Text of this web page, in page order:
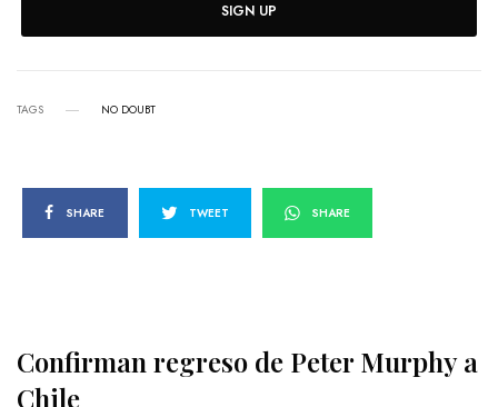
SIGN UP
TAGS NO DOUBT
SHARE TWEET SHARE
Confirman regreso de Peter Murphy a
Chile